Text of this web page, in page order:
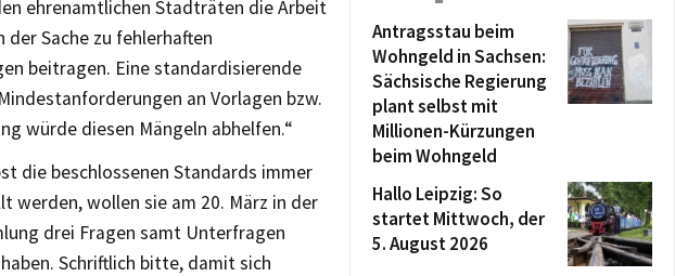
ehrenamtlichen Stadträten die Arbeit
der Sache zu fehlerhaften
beitragen. Eine standardisierende
an Vorlagen bzw.
würde diesen Mängeln abhelfen.“
die beschlossenen Standards immer
werden, wollen sie am 20. März in der
drei Fragen samt Unterfragen
Schriftlich bitte, damit sich
Antragsstau beim
Wohngeld in Sachsen:
Sächsische Regierung
plant selbst mit
Millionen-Kürzungen
beim Wohngeld
Hallo Leipzig: So
startet Mittwoch, der
5. August 2026